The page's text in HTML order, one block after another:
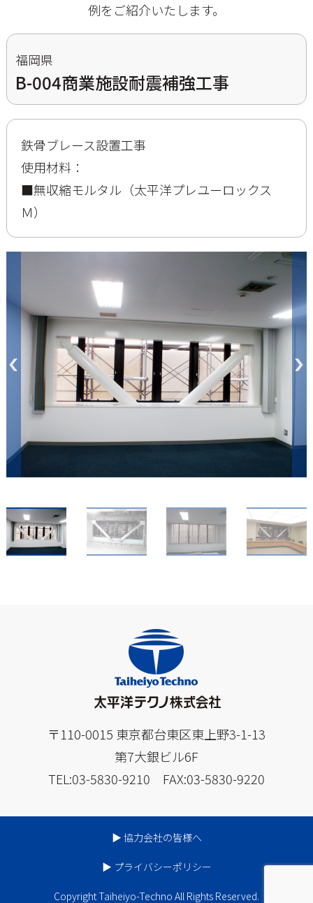
例をご紹介いたします。
福岡県
B-004商業施設耐震補強工事
鉄骨ブレース設置工事
使用材料：
■無収縮モルタル（太平洋プレユーロックス
Ｍ）
〒110-0015 東京都台東区東上野3-1-13
第7大銀ビル6F
TEL:03-5830-9210 FAX:03-5830-9220
▶︎ 協力会社の皆様へ
▶︎ プライバシーポリシー
Copyright Taiheiyo-Techno All Rights Reserved.